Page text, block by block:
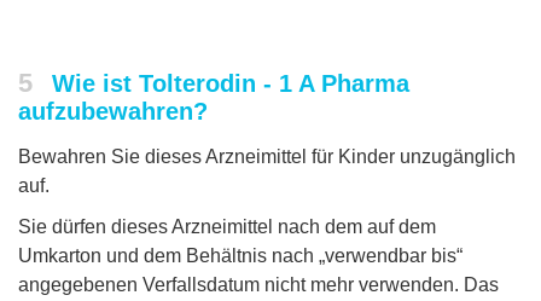
5
Wie ist Tolterodin - 1 A Pharma
aufzubewahren?
Bewahren Sie dieses Arzneimittel für Kinder unzugänglich
auf.
Sie dürfen dieses Arzneimittel nach dem auf dem
Umkarton und dem Behältnis nach „verwendbar bis“
angegebenen Verfallsdatum nicht mehr verwenden. Das